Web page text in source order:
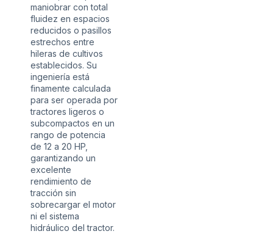
maniobrar con total
fluidez en espacios
reducidos o pasillos
estrechos entre
hileras de cultivos
establecidos. Su
ingeniería está
finamente calculada
para ser operada por
tractores ligeros o
subcompactos en un
rango de potencia
de 12 a 20 HP,
garantizando un
excelente
rendimiento de
tracción sin
sobrecargar el motor
ni el sistema
hidráulico del tractor.